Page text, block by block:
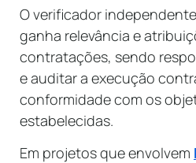
O verificador
ganha relevância e
contratações, sendo
e auditar a execução
conformidade com os
estabelecidas.
Em projetos que envolvem